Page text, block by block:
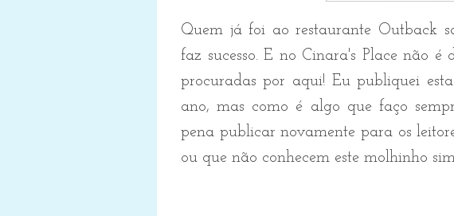
Quem já foi ao restaurante Outback
faz sucesso. E no Cinara's Place não é
procuradas por aqui! Eu publiquei
ano, mas como é algo que faço
pena publicar novamente para os
ou que não conhecem este molhinho